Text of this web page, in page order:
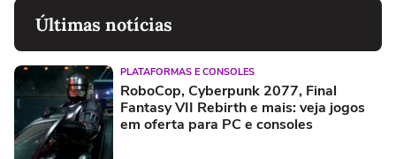
Últimas notícias
PLATAFORMAS E CONSOLES
RoboCop, Cyberpunk 2077, Final
Fantasy VII Rebirth e mais: veja jogos
em oferta para PC e consoles